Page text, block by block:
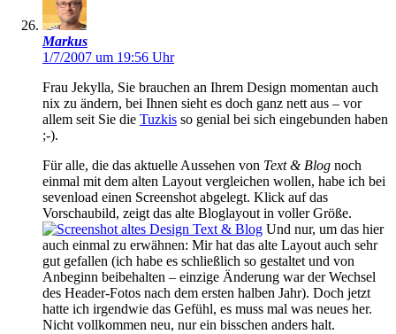
Markus
1/7/2007 um 19:56 Uhr
Frau Jekylla, Sie brauchen an Ihrem Design momentan auch
nix zu ändern, bei Ihnen sieht es doch ganz nett aus – vor
allem seit Sie die Tuzkis so genial bei sich eingebunden haben
;-).
Für alle, die das aktuelle Aussehen von Text & Blog noch
einmal mit dem alten Layout vergleichen wollen, habe ich bei
sevenload einen Screenshot abgelegt. Klick auf das
Vorschaubild, zeigt das alte Bloglayout in voller Größe.
Und nur, um das hier
auch einmal zu erwähnen: Mir hat das alte Layout auch sehr
gut gefallen (ich habe es schließlich so gestaltet und von
Anbeginn beibehalten – einzige Änderung war der Wechsel
des Header-Fotos nach dem ersten halben Jahr). Doch jetzt
hatte ich irgendwie das Gefühl, es muss mal was neues her.
Nicht vollkommen neu, nur ein bisschen anders halt.